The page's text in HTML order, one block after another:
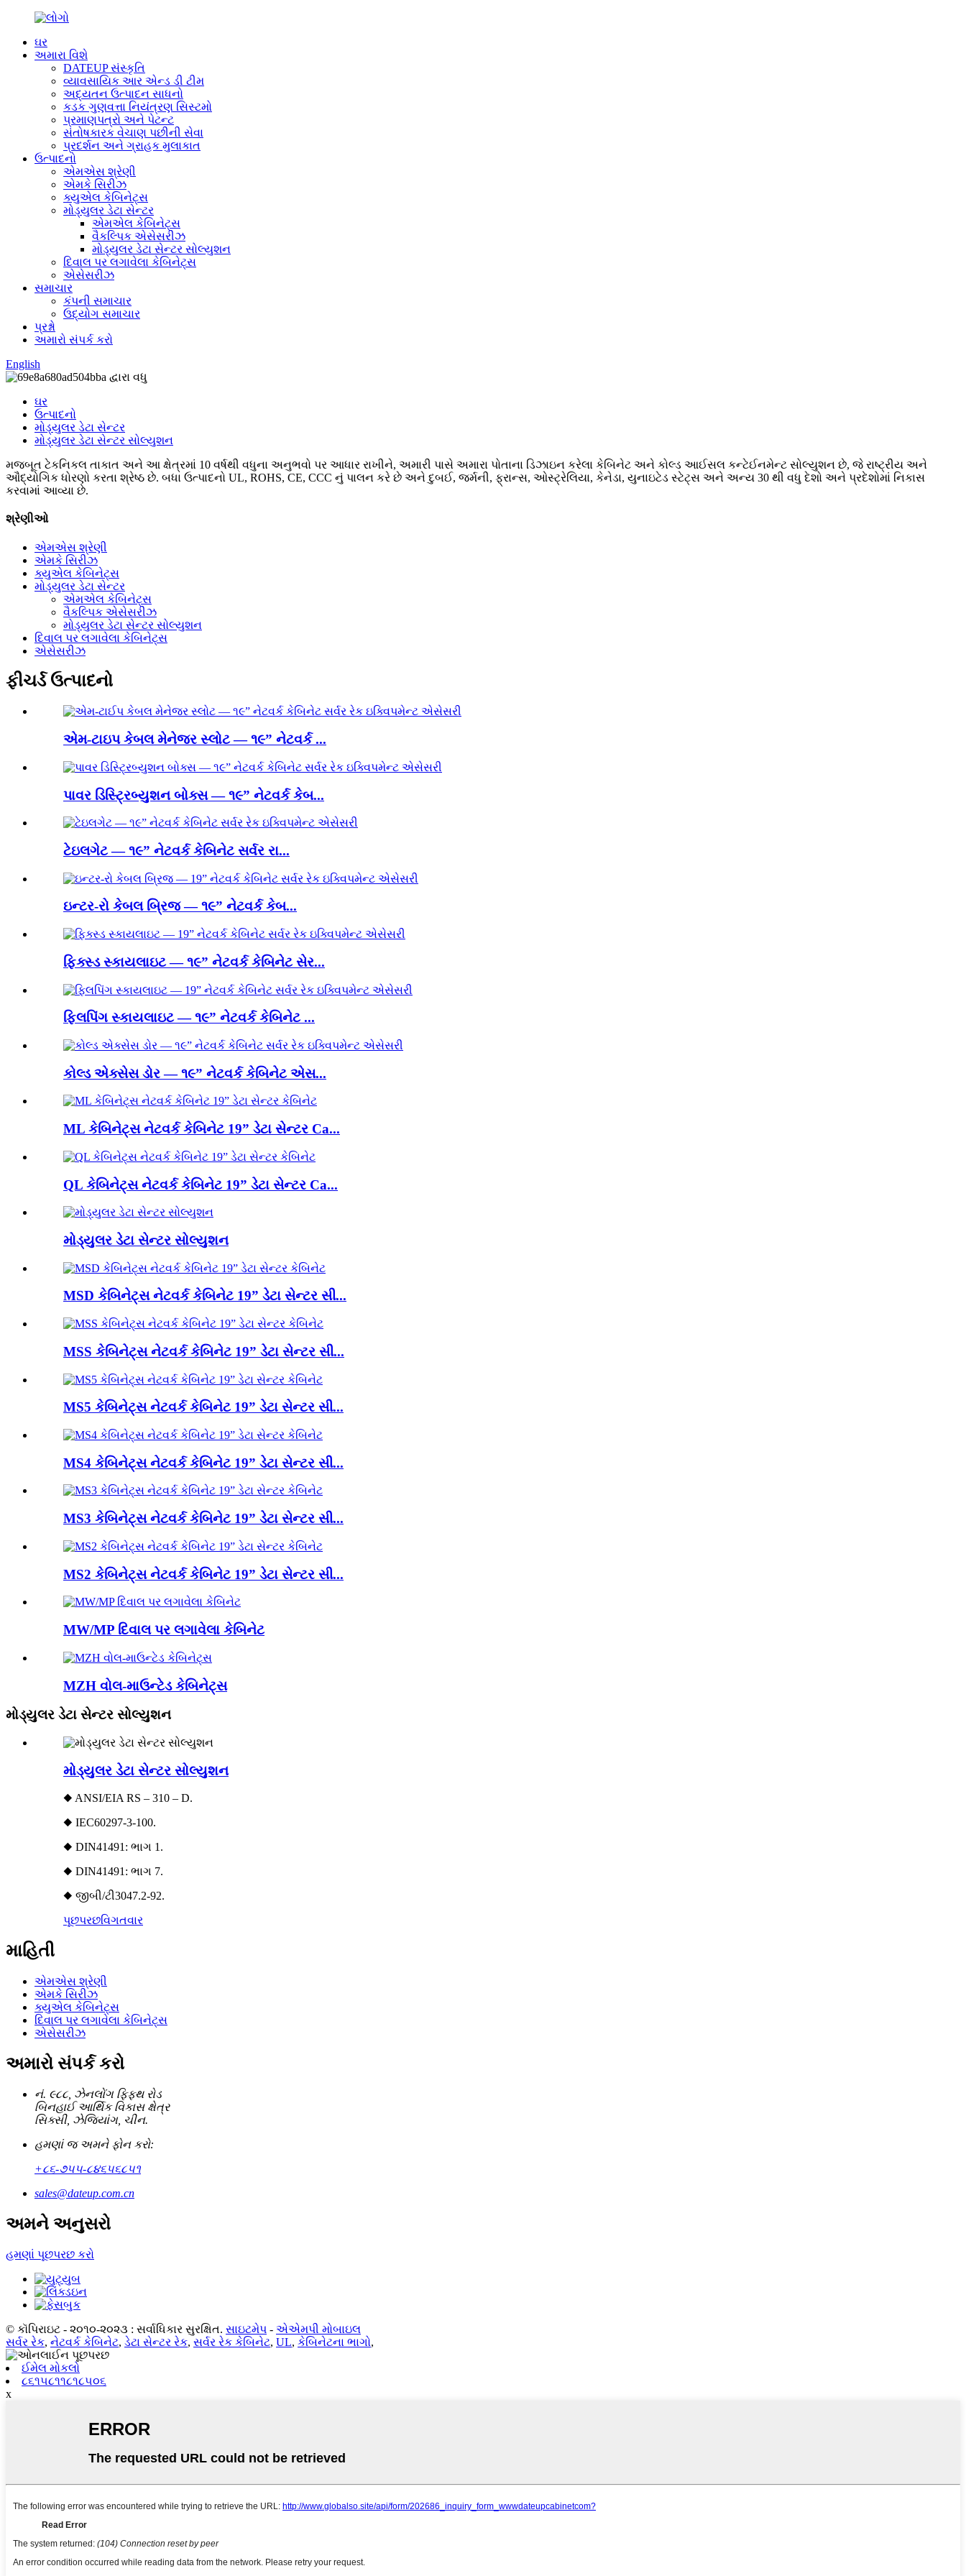
ઘર
અમારા વિશે
DATEUP સંસ્કૃતિ
વ્યાવસાયિક આર એન્ડ ડી ટીમ
અદ્યતન ઉત્પાદન સાધનો
કડક ગુણવત્તા નિયંત્રણ સિસ્ટમો
પ્રમાણપત્રો અને પેટન્ટ
સંતોષકારક વેચાણ પછીની સેવા
પ્રદર્શન અને ગ્રાહક મુલાકાત
ઉત્પાદનો
એમએસ શ્રેણી
એમકે સિરીઝ
ક્યુએલ કેબિનેટ્સ
મોડ્યુલર ડેટા સેન્ટર
એમએલ કેબિનેટ્સ
વૈકલ્પિક એસેસરીઝ
મોડ્યુલર ડેટા સેન્ટર સોલ્યુશન
દિવાલ પર લગાવેલા કેબિનેટ્સ
એસેસરીઝ
સમાચાર
કંપની સમાચાર
ઉદ્યોગ સમાચાર
પ્રશ્નો
અમારો સંપર્ક કરો
English
ઘર
ઉત્પાદનો
મોડ્યુલર ડેટા સેન્ટર
મોડ્યુલર ડેટા સેન્ટર સોલ્યુશન
મજબૂત ટેકનિકલ તાકાત અને આ ક્ષેત્રમાં 10 વર્ષથી વધુના અનુભવો પર આધાર રાખીને, અમારી પાસે અમારા પોતાના ડિઝાઇન કરેલા કેબિનેટ અને કોલ્ડ આઈસલ કન્ટેઈનમેન્ટ સોલ્યુશન છે, જે રાષ્ટ્રીય અને
ઔદ્યોગિક ધોરણો કરતા શ્રેષ્ઠ છે. બધા ઉત્પાદનો UL, ROHS, CE, CCC નું પાલન કરે છે અને દુબઈ, જર્મની, ફ્રાન્સ, ઓસ્ટ્રેલિયા, કેનેડા, યુનાઇટેડ સ્ટેટ્સ અને અન્ય 30 થી વધુ દેશો અને પ્રદેશોમાં નિકાસ
કરવામાં આવ્યા છે.
શ્રેણીઓ
એમએસ શ્રેણી
એમકે સિરીઝ
ક્યુએલ કેબિનેટ્સ
મોડ્યુલર ડેટા સેન્ટર
એમએલ કેબિનેટ્સ
વૈકલ્પિક એસેસરીઝ
મોડ્યુલર ડેટા સેન્ટર સોલ્યુશન
દિવાલ પર લગાવેલા કેબિનેટ્સ
એસેસરીઝ
ફીચર્ડ ઉત્પાદનો
એમ-ટાઇપ કેબલ મેનેજર સ્લોટ — ૧૯” નેટવર્ક ...
પાવર ડિસ્ટ્રિબ્યુશન બોક્સ — ૧૯” નેટવર્ક કેબ...
ટેઇલગેટ — ૧૯” નેટવર્ક કેબિનેટ સર્વર રા...
ઇન્ટર-રો કેબલ બ્રિજ — ૧૯” નેટવર્ક કેબ...
ફિક્સ્ડ સ્કાયલાઇટ — ૧૯” નેટવર્ક કેબિનેટ સેર...
ફ્લિપિંગ સ્કાયલાઇટ — ૧૯” નેટવર્ક કેબિનેટ ...
કોલ્ડ એક્સેસ ડોર — ૧૯” નેટવર્ક કેબિનેટ એસ...
ML કેબિનેટ્સ નેટવર્ક કેબિનેટ 19” ડેટા સેન્ટર Ca...
QL કેબિનેટ્સ નેટવર્ક કેબિનેટ 19” ડેટા સેન્ટર Ca...
મોડ્યુલર ડેટા સેન્ટર સોલ્યુશન
MSD કેબિનેટ્સ નેટવર્ક કેબિનેટ 19” ડેટા સેન્ટર સી...
MSS કેબિનેટ્સ નેટવર્ક કેબિનેટ 19” ડેટા સેન્ટર સી...
MS5 કેબિનેટ્સ નેટવર્ક કેબિનેટ 19” ડેટા સેન્ટર સી...
MS4 કેબિનેટ્સ નેટવર્ક કેબિનેટ 19” ડેટા સેન્ટર સી...
MS3 કેબિનેટ્સ નેટવર્ક કેબિનેટ 19” ડેટા સેન્ટર સી...
MS2 કેબિનેટ્સ નેટવર્ક કેબિનેટ 19” ડેટા સેન્ટર સી...
MW/MP દિવાલ પર લગાવેલા કેબિનેટ
MZH વોલ-માઉન્ટેડ કેબિનેટ્સ
મોડ્યુલર ડેટા સેન્ટર સોલ્યુશન
મોડ્યુલર ડેટા સેન્ટર સોલ્યુશન
◆ ANSI/EIA RS – 310 – D.
◆ IEC60297-3-100.
◆ DIN41491: ભાગ 1.
◆ DIN41491: ભાગ 7.
◆ જીબી/ટી3047.2-92.
પૂછપરછવિગતવાર
માહિતી
એમએસ શ્રેણી
એમકે સિરીઝ
ક્યુએલ કેબિનેટ્સ
દિવાલ પર લગાવેલા કેબિનેટ્સ
એસેસરીઝ
અમારો સંપર્ક કરો
નં. ૯૮૮, ઝેનલોંગ ફિફ્થ રોડ
બિનહાઈ આર્થિક વિકાસ ક્ષેત્ર
સિક્સી, ઝેજિયાંગ, ચીન.
હમણાં જ અમને ફોન કરો:
+૮૬-૭૫૫-૮૪૬૫૬૮૫૧
sales@dateup.com.cn
અમને અનુસરો
હમણાં પૂછપરછ કરો
© કૉપિરાઇટ - ૨૦૧૦-૨૦૨૩ : સર્વાધિકાર સુરક્ષિત. સાઇટમેપ - એએમપી મોબાઇલ
સર્વર રેક, નેટવર્ક કેબિનેટ, ડેટા સેન્ટર રેક, સર્વર રેક કેબિનેટ, UL, કેબિનેટના ભાગો,
ઈમેલ મોકલો
૮૬૧૫૮૧૧૮૧૮૫૦૬
x